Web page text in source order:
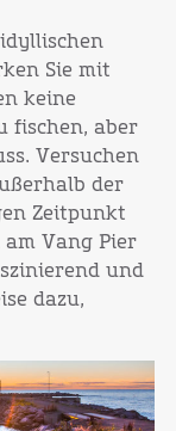
Sie mit
keine
fischen, aber
Versuchen
der
Zeitpunkt
am Vang Pier
und
dazu,